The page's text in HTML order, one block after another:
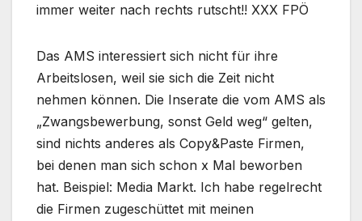
immer weiter nach rechts rutscht!! XXX FPÖ
Das AMS interessiert sich nicht für ihre
Arbeitslosen, weil sie sich die Zeit nicht
nehmen können. Die Inserate die vom AMS als
„Zwangsbewerbung, sonst Geld weg“ gelten,
sind nichts anderes als Copy&Paste Firmen,
bei denen man sich schon x Mal beworben
hat. Beispiel: Media Markt. Ich habe regelrecht
die Firmen zugeschüttet mit meinen